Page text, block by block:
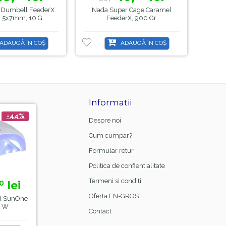
Dumbell FeederX
5x7mm, 10 G
ADAUGĂ ÎN COȘ
Nada Super Cage Caramel
FeederX, 900 Gr
ADAUGĂ ÎN COȘ
-44%
lei
SunOne
W
-21%
15,00lei
Manta Frizerie Black,
Informatii
Despre noi
Cum cumpar?
Formular retur
Politica de confientialitate
Termeni si conditii
Oferta EN-GROS
Contact